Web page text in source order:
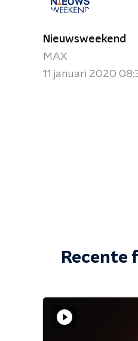
Nieuwsweekend
MAX
11 januari 2020
Recente